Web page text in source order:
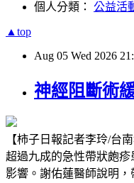
個人分類： 公益活
▲top
Aug 05 Wed 2026
神經阻斷術
【柿子日報記者李玲/台
超過九成的急性帶狀皰疹
影響。謝佑蓮醫師說明